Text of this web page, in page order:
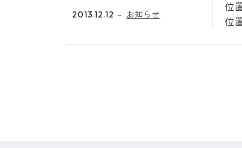
2013.12.12 お知らせ
位
位